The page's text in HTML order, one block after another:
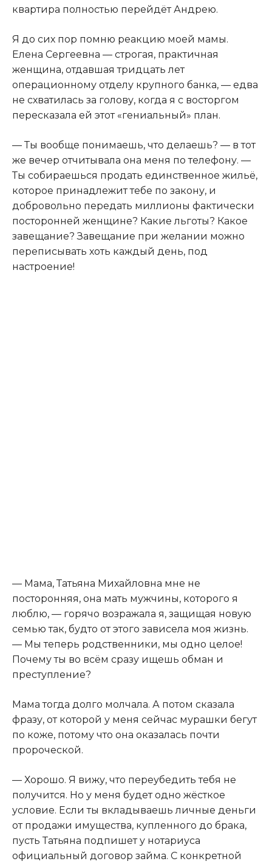
квартира полностью перейдёт Андрею.
Я до сих пор помню реакцию моей мамы.
Елена Сергеевна — строгая, практичная
женщина, отдавшая тридцать лет
операционному отделу крупного банка, — едва
не схватилась за голову, когда я с восторгом
пересказала ей этот «гениальный» план.
— Ты вообще понимаешь, что делаешь? — в тот
же вечер отчитывала она меня по телефону. —
Ты собираешься продать единственное жильё,
которое принадлежит тебе по закону, и
добровольно передать миллионы фактически
посторонней женщине? Какие льготы? Какое
завещание? Завещание при желании можно
переписывать хоть каждый день, под
настроение!
— Мама, Татьяна Михайловна мне не
посторонняя, она мать мужчины, которого я
люблю, — горячо возражала я, защищая новую
семью так, будто от этого зависела моя жизнь.
— Мы теперь родственники, мы одно целое!
Почему ты во всём сразу ищешь обман и
преступление?
Мама тогда долго молчала. А потом сказала
фразу, от которой у меня сейчас мурашки бегут
по коже, потому что она оказалась почти
пророческой.
— Хорошо. Я вижу, что переубедить тебя не
получится. Но у меня будет одно жёсткое
условие. Если ты вкладываешь личные деньги
от продажи имущества, купленного до брака,
пусть Татьяна подпишет у нотариуса
официальный договор займа. С конкретной